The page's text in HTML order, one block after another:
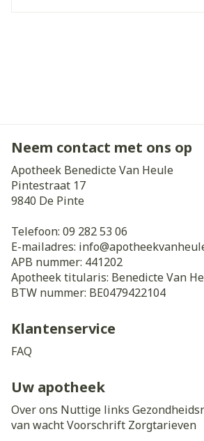
Neem contact met ons op
Apotheek Benedicte Van Heule
Pintestraat 17
9840 De Pinte
Telefoon: 09 282 53 06
E-mailadres: info@
APB nummer: 441202
Apotheek titularis: Benedicte Van
BTW nummer: BE0479422104
Klantenservice
FAQ
Uw apotheek
Over ons Nuttige links
van wachtVoorschrift Zorgtarieven